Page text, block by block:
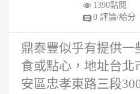
前
1390點閱
0 評論/給分
鼎泰豐似乎有提供一
食或點心，地址台北
安區忠孝東路三段